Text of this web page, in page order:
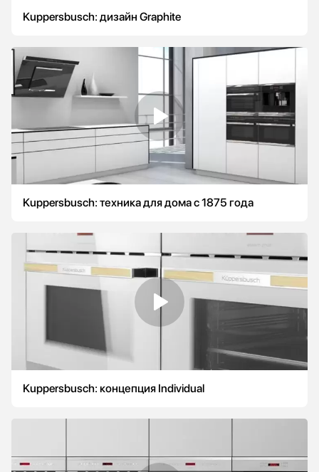
Kuppersbusch: дизайн Graphite
Kuppersbusch: техника для дома с 1875 года
Kuppersbusch: концепция Individual